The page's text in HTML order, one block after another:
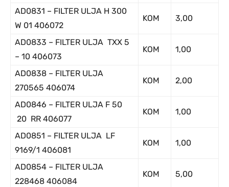
AD0831 – FILTER ULJA H 300
W 01 406072
KOM 3,00
AD0833 – FILTER ULJA TXX 5
– 10 406073
KOM 1,00
AD0838 – FILTER ULJA
270565 406074
KOM 2,00
AD0846 – FILTER ULJA F 50
20 RR 406077
KOM 1,00
AD0851 – FILTER ULJA LF
9169/1 406081
KOM 1,00
AD0854 – FILTER ULJA
228468 406084
KOM 5,00